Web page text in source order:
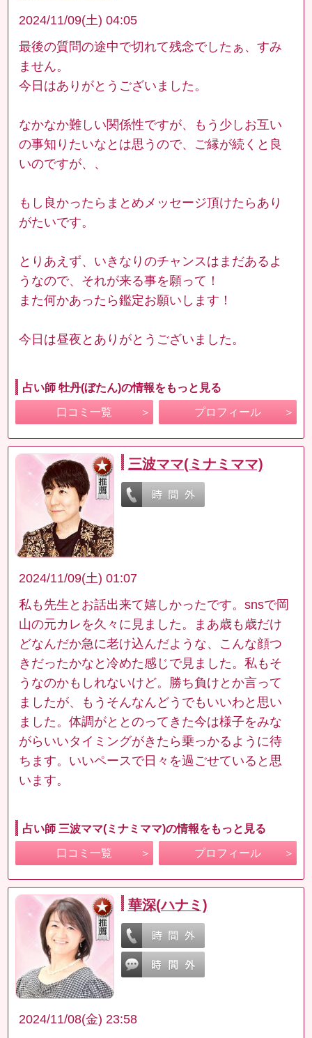
2024/11/09(土) 04:05
最後の質問の途中で切れて残念でしたぁ、すみ
ません。
今日はありがとうございました。
なかなか難しい関係性ですが、もう少しお互い
の事知りたいなとは思うので、ご縁が続くと良
いのですが、、
もし良かったらまとめメッセージ頂けたらあり
がたいです。
とりあえず、いきなりのチャンスはまだあるよ
うなので、それが来る事を願って！
また何かあったら鑑定お願いします！
今日は昼夜とありがとうございました。
占い師 牡丹(ぼたん)の情報をもっと見る
口コミ一覧 プロフィール
三波ママ(ミナミママ)
2024/11/09(土) 01:07
私も先生とお話出来て嬉しかったです。snsで岡
山の元カレを久々に見ました。まあ歳も歳だけ
どなんだか急に老け込んだような、こんな顔つ
きだったかなと冷めた感じで見ました。私もそ
うなのかもしれないけど。勝ち負けとか言って
ましたが、もうそんなんどうでもいいわと思い
ました。体調がととのってきた今は様子をみな
がらいいタイミングがきたら乗っかるように待
ちます。いいペースで日々を過ごせていると思
います。
占い師 三波ママ(ミナミママ)の情報をもっと見る
口コミ一覧 プロフィール
華深(ハナミ)
2024/11/08(金) 23:58